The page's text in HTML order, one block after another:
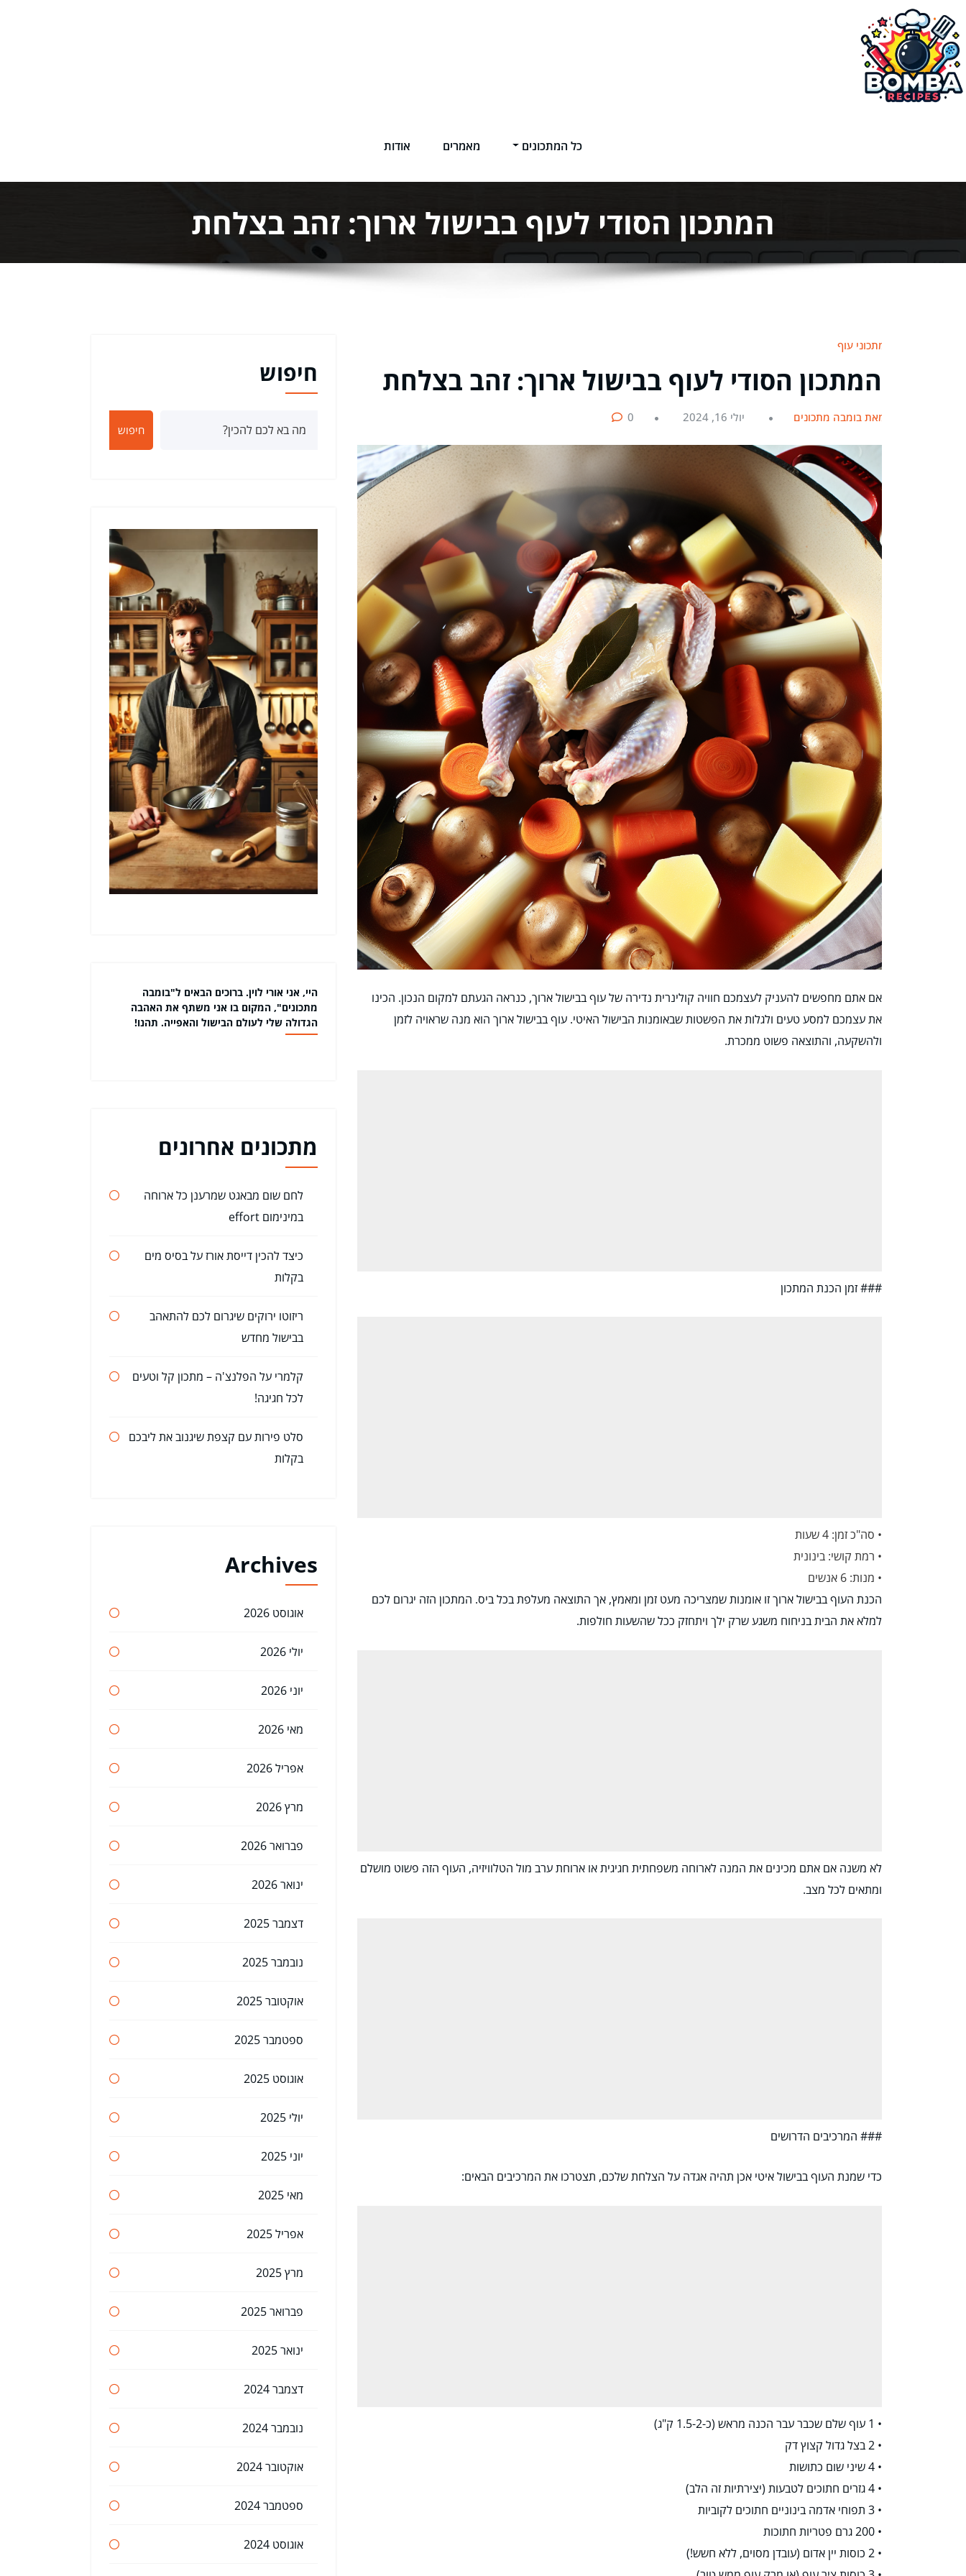
לתוכן
כל המתכונים מאמרים אודות
המתכון הסודי לעוף בבישול ארוך: זהב בצלחת
מתכוני עוף
המתכון הסודי לעוף בבישול ארוך: זהב בצלחת
מאת בומבה מתכונים יולי 16, 2024 0
אם אתם מחפשים להעניק לעצמכם חוויה קולינרית נדירה של עוף בבישול ארוך, כנראה הגעתם למקום הנכון. הכינו
את עצמכם למסע טעים ולגלות את הפשטות שבאומנות הבישול האיטי. עוף בבישול ארוך הוא מנה שראויה לזמן
ולהשקעה, והתוצאה פשוט ממכרת.
### זמן הכנת המתכון
• סה"כ זמן: 4 שעות
• רמת קושי: בינונית
• מנות: 6 אנשים
הכנת העוף בבישול ארוך זו אומנות שמצריכה מעט זמן ומאמץ, אך התוצאה מעלפת בכל ביס. המתכון הזה יגרום לכם
למלא את הבית בניחוח משגע שרק ילך ויתחזק ככל שהשעות חולפות.
לא משנה אם אתם מכינים את המנה לארוחה משפחתית חגיגית או ארוחת ערב מול הטלוויזיה, העוף הזה פשוט מושלם
ומתאים לכל מצב.
### המרכיבים הדרושים
כדי שמנת העוף בבישול איטי אכן תהיה אגדה על הצלחת שלכם, תצטרכו את המרכיבים הבאים:
• 1 עוף שלם שכבר עבר הכנה מראש (כ-1.5-2 ק"ג)
• 2 בצל גדול קצוץ דק
• 4 שיני שום כתושות
• 4 גזרים חתוכים לטבעות (יצירתיות זה הלב)
• 3 תפוחי אדמה בינוניים חתוכים לקוביות
• 200 גרם פטריות חתוכות
• 2 כוסות יין אדום (עובדן מסוים, ללא חשש!)
חיפוש
חיפוש
היי, אני אורי לוין. ברוכים הבאים ל"בומבה
מתכונים", המקום בו אני משתף את האהבה
הגדולה שלי לעולם הבישול והאפייה. תהנו!
מתכונים אחרונים
לחם שום מבאגט שמרענן כל ארוחה
במינימום effort
כיצד להכין דייסת אורז על בסיס מים
בקלות
ריזוטו ירוקים שיגרום לכם להתאהב
בבישול מחדש
קלמרי על הפלנצ'ה – מתכון קל וטעים
לכל חגיגה!
סלט פירות עם קצפת שיגנוב את ליבכם
בקלות
Archives
אוגוסט 2026
יולי 2026
יוני 2026
מאי 2026
אפריל 2026
מרץ 2026
פברואר 2026
ינואר 2026
דצמבר 2025
נובמבר 2025
אוקטובר 2025
ספטמבר 2025
אוגוסט 2025
יולי 2025
יוני 2025
מאי 2025
אפריל 2025
מרץ 2025
פברואר 2025
ינואר 2025
דצמבר 2024
נובמבר 2024
אוקטובר 2024
ספטמבר 2024
אוגוסט 2024